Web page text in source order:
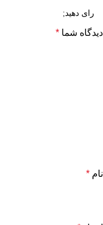
دیدگاه شما *
نام *